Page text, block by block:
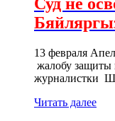
Суд не
13 февраля
жалобу защиты
журналистки
Читать далее